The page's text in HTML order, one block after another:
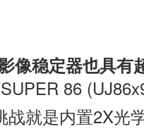
像稳定器也具有
86
战就是内置2X光